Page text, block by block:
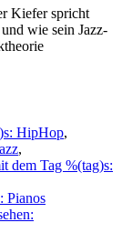
Kiefer spricht
wie sein Jazz-
HipHop,
,
dem Tag %(tag)s:
Pianos